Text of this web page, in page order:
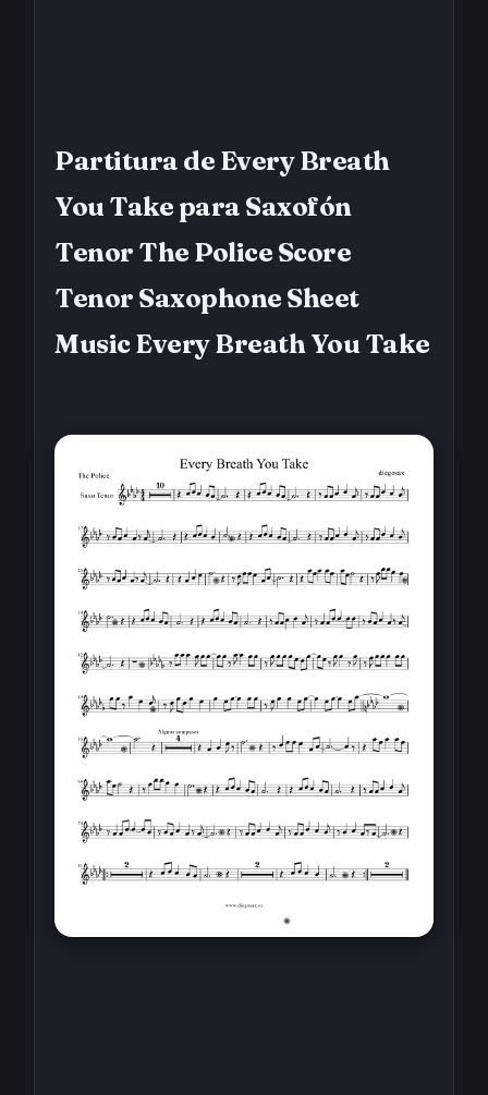
Partitura de Every Breath
You Take para Saxofón
Tenor The Police Score
Tenor Saxophone Sheet
Music Every Breath You Take